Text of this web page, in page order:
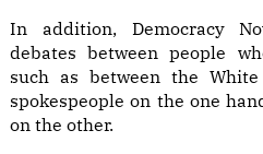
In addition, Democracy
debates between people
such as between the
spokespeople on the one
on the other.